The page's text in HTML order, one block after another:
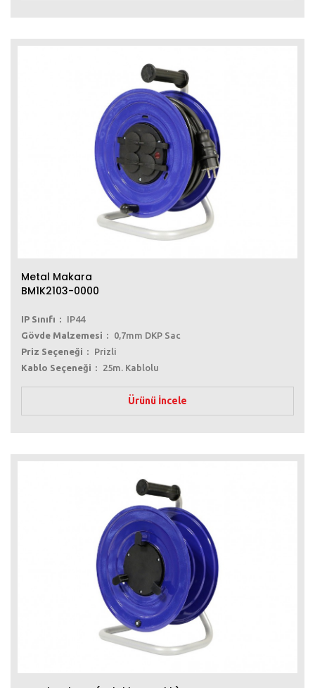
Metal Makara
BM1K2103-0000
IP Sınıfı
IP44
Gövde Malzemesi
0,7mm DKP Sac
Priz Seçeneği
Prizli
Kablo Seçeneği
25m. Kablolu
Ürünü İncele